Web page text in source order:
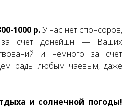
1000 р.У нас нет спонсоров,
за счёт донейшн — Ваших
и немного за счёт
рады любым чаевым, даже
и солнечной погоды!